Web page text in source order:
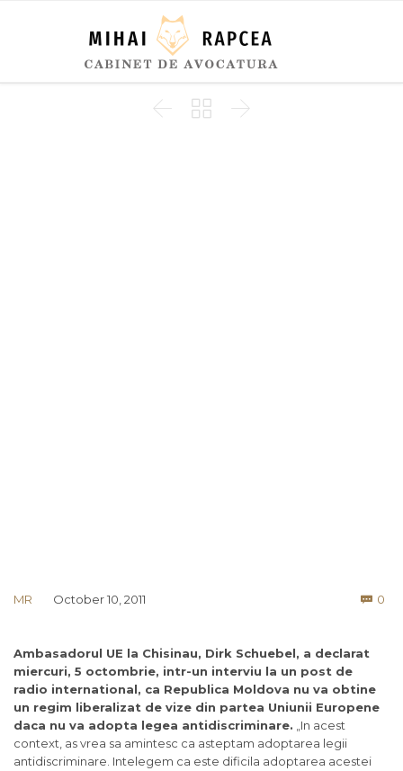
  
MR October 10, 2011  0
Ambasadorul UE la Chisinau, Dirk Schuebel, a declarat
miercuri, 5 octombrie, intr-un interviu la un post de
radio international, ca Republica Moldova nu va obtine
un regim liberalizat de vize din partea Uniunii Europene
daca nu va adopta legea antidiscriminare. „In acest
context, as vrea sa amintesc ca asteptam adoptarea legii
antidiscriminare. Intelegem ca este dificila adoptarea acestei